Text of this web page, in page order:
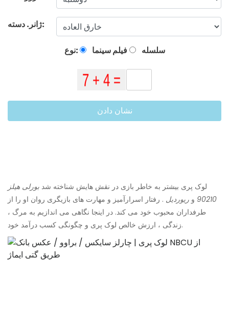
ژانر. دسته:
نوع: فیلم سینما سلسله
نشان دادن
لوک پری بیشتر به خاطر بازی در نقش هایش شناخته شد بورلی هیلز
90210 و ریوردیل . رفتار اسرارآمیز و مهارت های بازیگری روان او را از
طرفداران محبوب خود می کند. در اینجا نگاهی می اندازیم به مرگ ،
زندگی ، ارزش خالص لوک پری و چگونگی کسب درآمد خود.